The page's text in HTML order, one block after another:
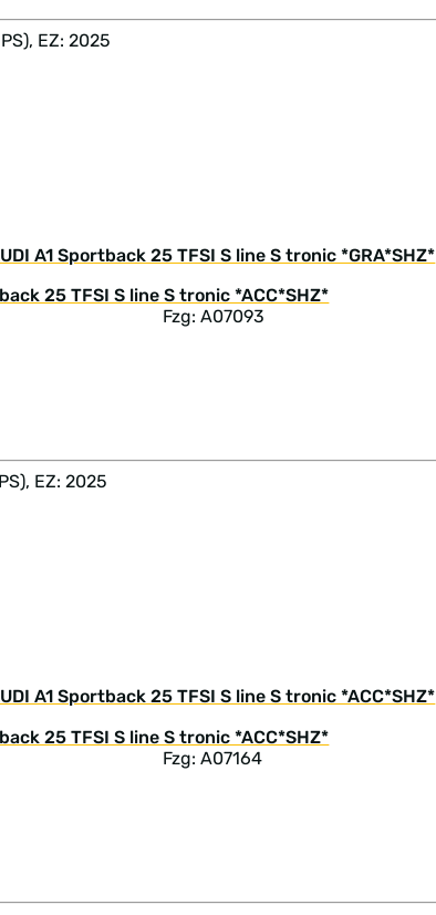
EZ: 2025
A1 Sportback 25 TFSI S line S tronic *GRA*SHZ*
Fzg: A07093
EZ: 2025
A1 Sportback 25 TFSI S line S tronic *ACC*SHZ*
Fzg: A07164